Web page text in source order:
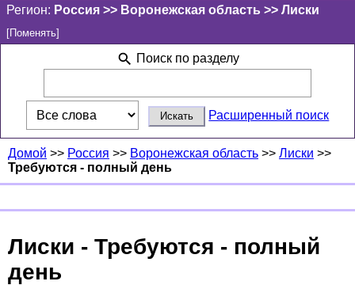
Регион: Россия >> Воронежская область >> Лиски
[Поменять]
Поиск по разделу
Расширенный поиск
Домой >> Россия >> Воронежская область >> Лиски >>
Требуются - полный день
Лиски - Требуются - полный
день